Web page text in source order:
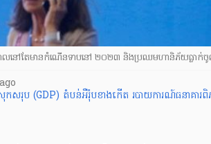
នៅតែមានកំណើនទាបនៅ ២០២៣ និងប្រឈមហានិភ័យធ្លាក់ចូល
សរុប (GDP) តំបន់អឺរ៉ុបខាងកើត របាយការណ៍​ធនាគា